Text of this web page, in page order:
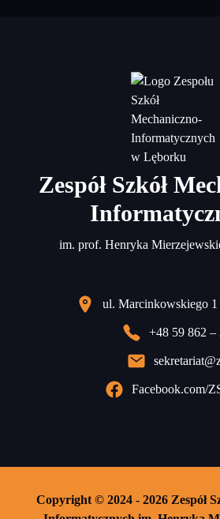
Zespół Szkół
im. prof. Henryka
ul. Marcinkowskiego
+48 59 862 –
Facebook.com/
Copyright © 2024 - 2026 Zespół